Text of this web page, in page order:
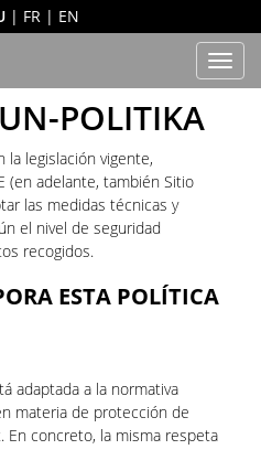
| FR| EN
POLITIKA
la legislación vigente,
(en adelante, también Sitio
las medidas técnicas y
el nivel de seguridad
recogidos.
ESTA POLÍTICA
adaptada a la normativa
materia de protección de
concreto, la misma respeta